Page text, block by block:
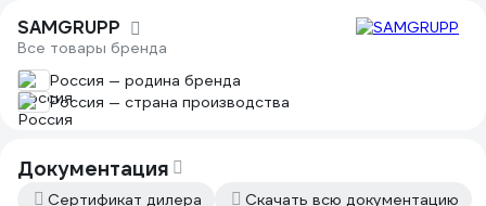
SAMGRUPP
Все товары бренда
Россия — родина бренда
Россия — страна производства
Документация
Сертификат дилера Скачать всю документацию